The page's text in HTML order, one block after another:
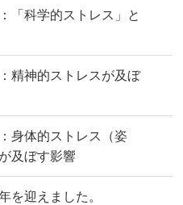
「科学的ストレス」と
精神的ストレスが及ぼ
身体的ストレス（姿
及ぼす影響
を迎えました。